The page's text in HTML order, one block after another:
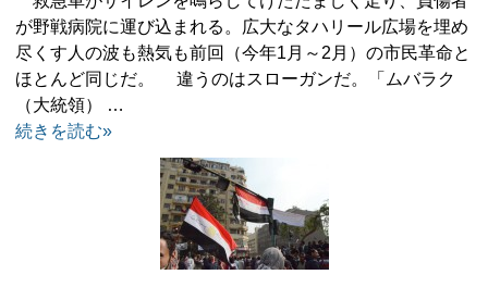
が野戦病院に運び込まれる。広大なタハリール広場を埋め
尽くす人の波も熱気も前回（今年1月～2月）の市民革命と
ほとんど同じだ。 違うのはスローガンだ。「ムバラク
（大統領） …
続きを読む»